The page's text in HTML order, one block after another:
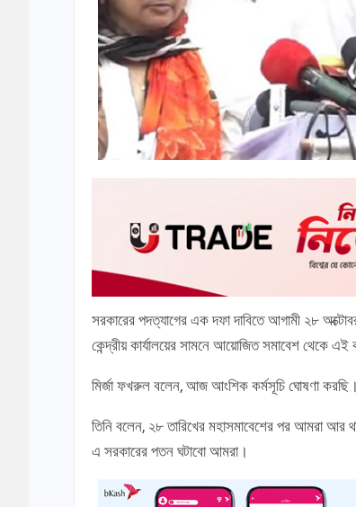
সরকারের পদত্যাগের এক দফা দাবিতে আগামী ২৮
কেন্দ্রীয় কার্যালয়ের সামনে আয়োজিত সমাবেশ থেকে
মির্জা ফখরুল বলেন, আজ আংশিক কর্মসূচি ঘোষণা
তিনি বলেন, ২৮ তারিখের মহাসমাবেশের পর আমরা আর
এ সরকারের পতন ঘটাবো আমরা।